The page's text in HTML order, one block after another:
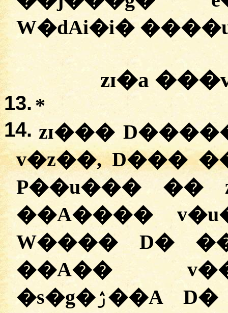
W�dAi�i�
zɪ�a
13. *
14. zɪ���
v�z��, D���
P��u��� ��
��A����
W���� D�
��A��
�s�g�ۯ��A D� v��f KP� CU�t�v�